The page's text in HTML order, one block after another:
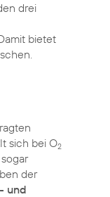
drei
bietet
sich bei O2
der
und